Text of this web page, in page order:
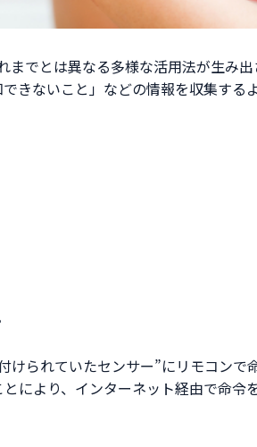
でとは異なる多様な活用法が生み出
きないこと」などの情報を収集する
けられていたセンサー”にリモコンで
により、インターネット経由で命令